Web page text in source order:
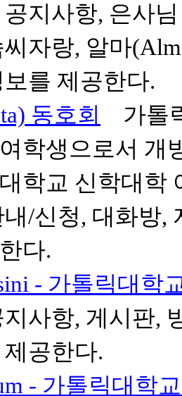
지사항, 은사
자랑, 알마
를 제공한다.
동호회
가톨
학생으로서 개
학교 신학대학
/신청, 대화방,
다.
- 가톨릭대학
사항, 게시판,
공한다.
- 가톨릭대학